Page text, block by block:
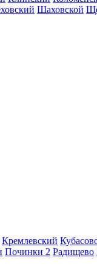
Шаховской
Кремлевский
Починки 2 Радищево